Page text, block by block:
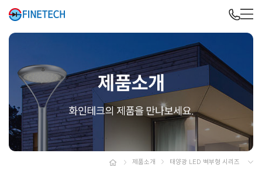
제품소개 태양광 LED 벽부형 시리즈